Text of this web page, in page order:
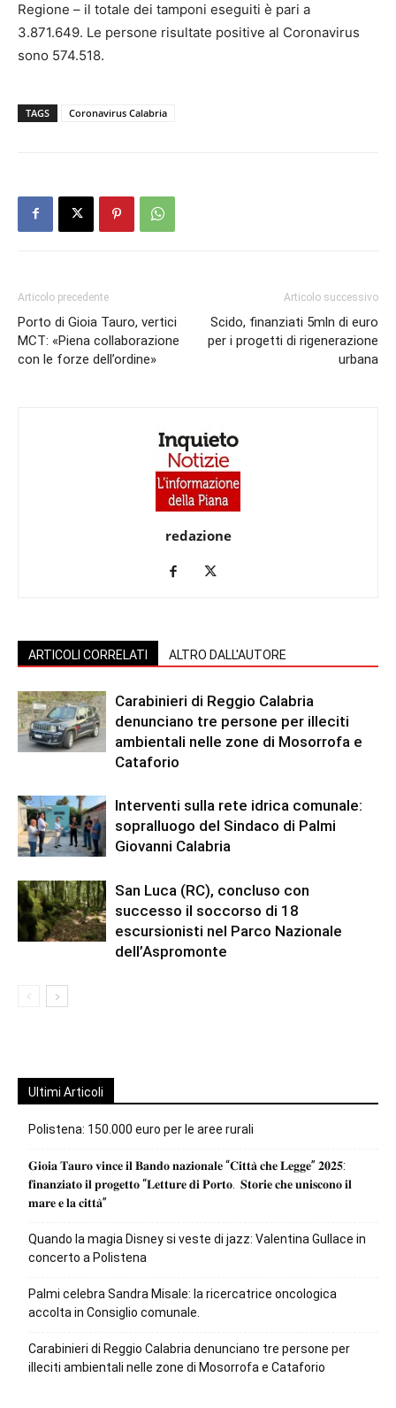
Regione – il totale dei tamponi eseguiti è pari a
3.871.649. Le persone risultate positive al Coronavirus
sono 574.518.
TAGS Coronavirus Calabria
Articolo precedente
Porto di Gioia Tauro, vertici
MCT: «Piena collaborazione
con le forze dell’ordine»
Articolo successivo
Scido, finanziati 5mln di euro
per i progetti di rigenerazione
urbana
redazione
ARTICOLI CORRELATI ALTRO DALL'AUTORE
Carabinieri di Reggio Calabria
denunciano tre persone per illeciti
ambientali nelle zone di Mosorrofa e
Cataforio
Interventi sulla rete idrica comunale:
sopralluogo del Sindaco di Palmi
Giovanni Calabria
San Luca (RC), concluso con
successo il soccorso di 18
escursionisti nel Parco Nazionale
dell’Aspromonte
Ultimi Articoli
Polistena: 150.000 euro per le aree rurali
𝐆𝐢𝐨𝐢𝐚 𝐓𝐚𝐮𝐫𝐨 𝐯𝐢𝐧𝐜𝐞 𝐢𝐥 𝐁𝐚𝐧𝐝𝐨 𝐧𝐚𝐳𝐢𝐨𝐧𝐚𝐥𝐞 “𝐂𝐢𝐭𝐭𝐚̀ 𝐜𝐡𝐞 𝐋𝐞𝐠𝐠𝐞” 𝟐𝟎𝟐𝟓:
𝐟𝐢𝐧𝐚𝐧𝐳𝐢𝐚𝐭𝐨 𝐢𝐥 𝐩𝐫𝐨𝐠𝐞𝐭𝐭𝐨 “𝐋𝐞𝐭𝐭𝐮𝐫𝐞 𝐝𝐢 𝐏𝐨𝐫𝐭𝐨. 𝐒𝐭𝐨𝐫𝐢𝐞 𝐜𝐡𝐞 𝐮𝐧𝐢𝐬𝐜𝐨𝐧𝐨 𝐢𝐥
𝐦𝐚𝐫𝐞 𝐞 𝐥𝐚 𝐜𝐢𝐭𝐭𝐚̀”
Quando la magia Disney si veste di jazz: Valentina Gullace in
concerto a Polistena
Palmi celebra Sandra Misale: la ricercatrice oncologica
accolta in Consiglio comunale.
Carabinieri di Reggio Calabria denunciano tre persone per
illeciti ambientali nelle zone di Mosorrofa e Cataforio